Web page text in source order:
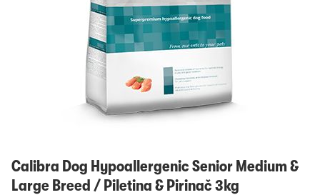
Calibra Dog Hypoallergenic Senior Medium &
Large Breed / Piletina & Pirinač 3kg